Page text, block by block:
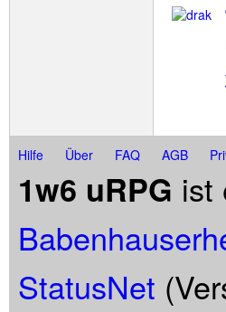
Hilfe Über FAQ AGB
1w6 uRPG ist
StatusNet